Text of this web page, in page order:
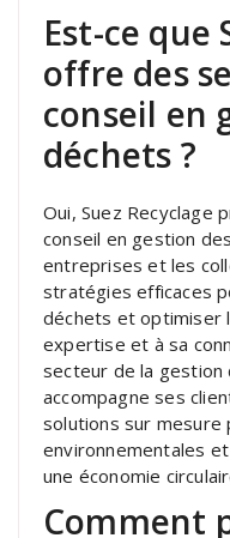
Est-ce que
offre des
conseil en
déchets ?
Oui, Suez Recyclage
conseil en gestion
entreprises et les
stratégies efficaces
déchets et optimiser
expertise et à sa
secteur de la gestion
accompagne ses
solutions sur mesure
environnementales
une économie
Comment